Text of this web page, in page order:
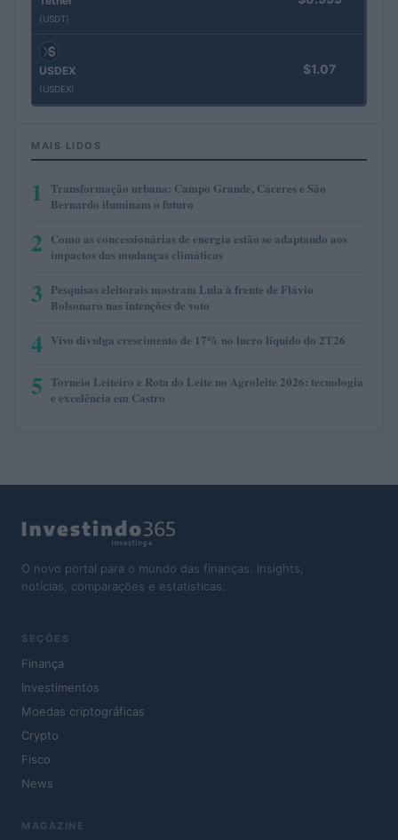
(USDT)
USDEX
(USDEX)
$1.07
MAIS LIDOS
1 Transformação urbana: Campo Grande, Cáceres e São
Bernardo iluminam o futuro
2 Como as concessionárias de energia estão se adaptando aos
impactos das mudanças climáticas
3 Pesquisas eleitorais mostram Lula à frente de Flávio
Bolsonaro nas intenções de voto
4 Vivo divulga crescimento de 17% no lucro líquido do 2T26
5 Torneio Leiteiro e Rota do Leite no Agroleite 2026: tecnologia
e excelência em Castro
O novo portal para o mundo das finanças. Insights,
notícias, comparações e estatísticas.
SEÇÕES
Finança
Investimentos
Moedas criptográficas
Crypto
Fisco
News
MAGAZINE